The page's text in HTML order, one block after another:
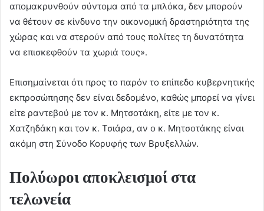
απομακρυνθούν σύντομα από τα μπλόκα, δεν μπορούν
να θέτουν σε κίνδυνο την οικονομική δραστηριότητα της
χώρας και να στερούν από τους πολίτες τη δυνατότητα
να επισκεφθούν τα χωριά τους».
Επισημαίνεται ότι προς το παρόν το επίπεδο κυβερνητικής
εκπροσώπησης δεν είναι δεδομένο, καθώς μπορεί να γίνει
είτε ραντεβού με τον κ. Μητσοτάκη, είτε με τον κ.
Χατζηδάκη και τον κ. Τσιάρα, αν ο κ. Μητσοτάκης είναι
ακόμη στη Σύνοδο Κορυφής των Βρυξελλών.
Πολύωροι αποκλεισμοί στα
τελωνεία